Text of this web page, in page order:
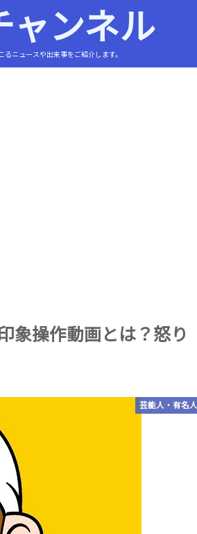
ャンネル
るニュースや出来事をご紹介します。
象操作動画とは？怒り
芸能人・有名人